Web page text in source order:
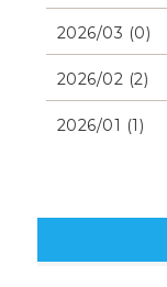
2026/03 (0)
2026/02 (2)
2026/01 (1)